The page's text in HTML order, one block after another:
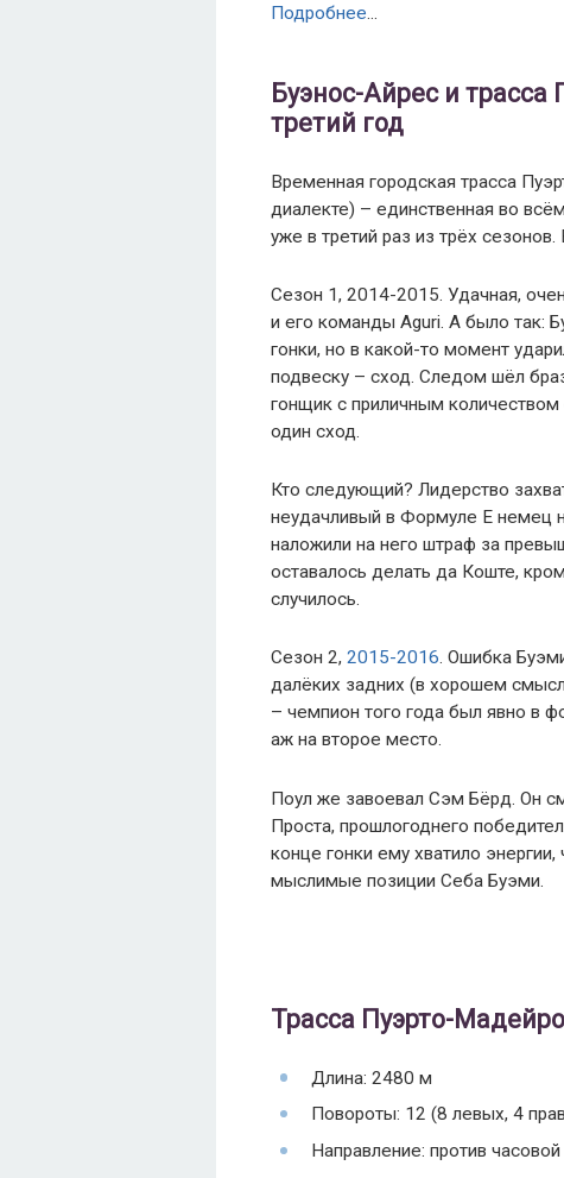
Подробнее...
Буэнос-Айрес и трасса
третий год
Временная городская трасса
диалекте) – единственная во
уже в третий раз из трёх
Сезон 1, 2014-2015. Удачная,
и его команды Aguri. А было так:
гонки, но в какой-то момент
подвеску – сход. Следом шёл
гонщик с приличным
один сход.
Кто следующий? Лидерство
неудачливый в Формуле Е немец
наложили на него штраф за
оставалось делать да Коште,
случилось.
Сезон 2,2015-2016. Ошибка
далёких задних (в хорошем
– чемпион того года был явно в
аж на второе место.
Поул же завоевал Сэм Бёрд. Он
Проста, прошлогоднего
конце гонки ему хватило
мыслимые позиции Себа Буэми.
Трасса Пуэрто-
Длина: 2480 м
Повороты: 12 (8 левых, 4
Направление: против часовой